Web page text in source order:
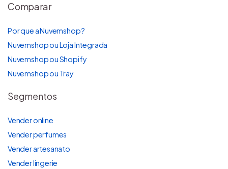
Comparar
Por que a Nuvemshop?
Nuvemshop ou Loja Integrada
Nuvemshop ou Shopify
Nuvemshop ou Tray
Segmentos
Vender online
Vender perfumes
Vender artesanato
Vender lingerie